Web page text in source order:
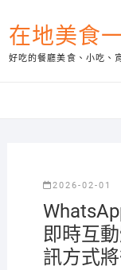
to
content
在地美食
好吃的餐廳美食、小吃、
2026-02-01
即時互
訊方式